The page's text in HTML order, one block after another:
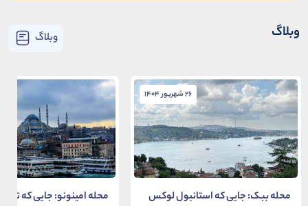
وبلاگ وبلاگ
26 شهریور 1404
محله ببک: جایی که استانبول لوکس
محله امینونو: جایی که